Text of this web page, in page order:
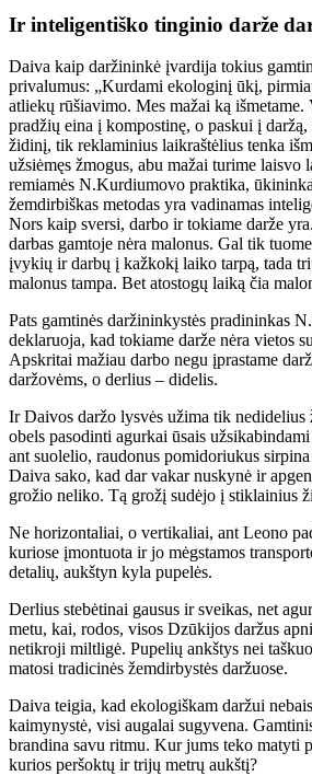
Ir inteligentiško tinginio darže
Daiva kaip daržininkė įvardija tokius
privalumus: „Kurdami ekologinį ūkį,
atliekų rūšiavimo. Mes mažai ką išmetame.
pradžių eina į kompostinę, o paskui į daržą,
židinį, tik reklaminius laikraštėlius tenka
užsiėmęs žmogus, abu mažai turime laisvo
remiamės N.Kurdiumovo praktika,
žemdirbiškas metodas yra vadinamas
Nors kaip sversi, darbo ir tokiame darže
darbas gamtoje nėra malonus. Gal tik
įvykių ir darbų į kažkokį laiko tarpą, tada
malonus tampa. Bet atostogų laiką čia
Pats gamtinės daržininkystės pradininkas
deklaruoja, kad tokiame darže nėra vietos
Apskritai mažiau darbo negu įprastame
daržovėms, o derlius – didelis.
Ir Daivos daržo lysvės užima tik nedidelius
obels pasodinti agurkai ūsais
ant suolelio, raudonus pomidoriukus
Daiva sako, kad dar vakar nuskynė ir
grožio neliko. Tą grožį sudėjo į stiklainius
Ne horizontaliai, o vertikaliai, ant Leono
kuriose įmontuota ir jo mėgstamos
detalių, aukštyn kyla pupelės.
Derlius stebėtinai gausus ir sveikas, net
metu, kai, rodos, visos Dzūkijos daržus
netikroji miltligė. Pupelių ankštys nei
matosi tradicinės žemdirbystės daržuose.
Daiva teigia, kad ekologiškam daržui
kaimynystė, visi augalai sugyvena.
brandina savu ritmu. Kur jums teko matyti
kurios peršoktų ir trijų metrų aukštį?